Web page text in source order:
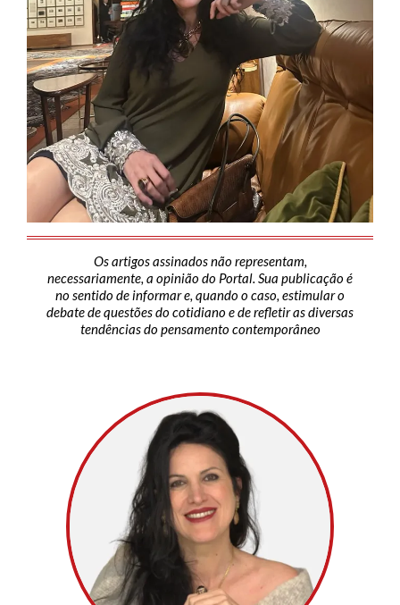
Os artigos assinados não representam,
necessariamente, a opinião do Portal. Sua publicação é
no sentido de informar e, quando o caso, estimular o
debate de questões do cotidiano e de refletir as diversas
tendências do pensamento contemporâneo